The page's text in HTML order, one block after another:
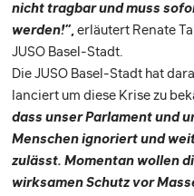
nicht tragbar und muss
werden!”,erläutert Renate
JUSO Basel-Stadt.
Die JUSO Basel-Stadt hat
lanciert um diese Krise zu
dass unser Parlament und
Menschen ignoriert und
zulässt. Momentan wollen
wirksamen Schutz vor